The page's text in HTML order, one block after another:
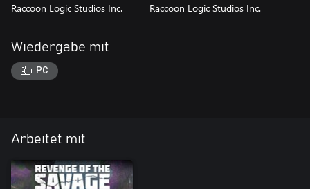
Raccoon Logic Studios Inc. Raccoon Logic Studios Inc.
Wiedergabe mit
PC
Arbeitet mit